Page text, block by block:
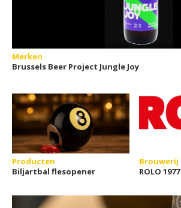
Merken
Brussels Beer Project Jungle Joy
Producten
Biljartbal flesopener
Brouwerij
ROLO 1977